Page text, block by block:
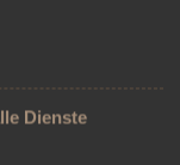
Dienste